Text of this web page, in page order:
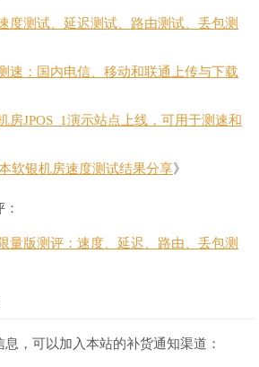
度测试、延迟测试、路由测试、丢包测
速：国内电信、移动和联通上传与下载
房JPOS_1演示站点上线，可用于测速和
软银机房速度测试结果分享》
量版测评：速度、延迟、路由、丢包测
，可以加入本站的补货通知渠道：